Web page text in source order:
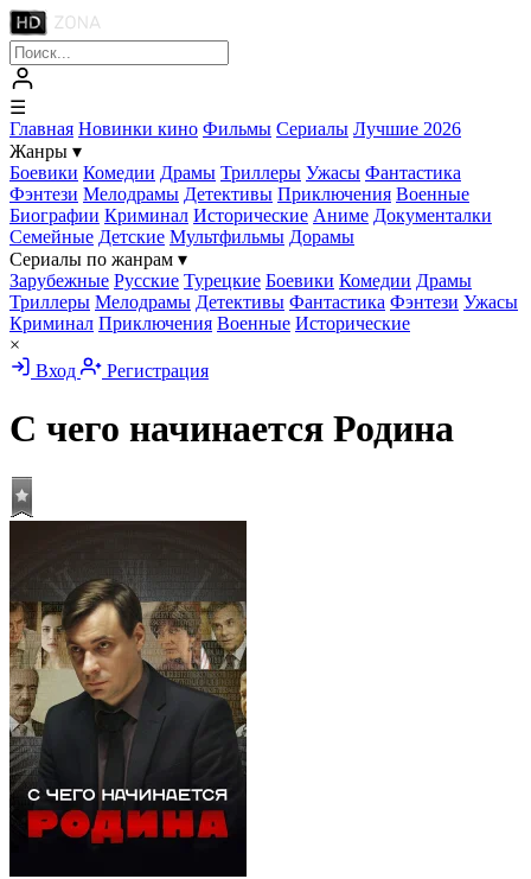
☰
Главная Новинки кино Фильмы Сериалы Лучшие 2026
Жанры ▾
Боевики Комедии Драмы Триллеры Ужасы Фантастика
Фэнтези Мелодрамы Детективы Приключения Военные
Биографии Криминал Исторические Аниме Документалки
Семейные Детские Мультфильмы Дорамы
Сериалы по жанрам ▾
Зарубежные Русские Турецкие Боевики Комедии Драмы
Триллеры Мелодрамы Детективы Фантастика Фэнтези Ужасы
Криминал Приключения Военные Исторические
×
Вход
Регистрация
С чего начинается Родина